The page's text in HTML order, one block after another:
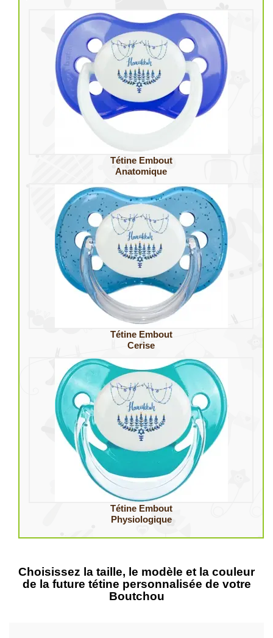
Tétine Embout
Anatomique
Tétine Embout
Cerise
Tétine Embout
Physiologique
Choisissez la taille, le modèle et la couleur
de la future tétine personnalisée de votre
Boutchou